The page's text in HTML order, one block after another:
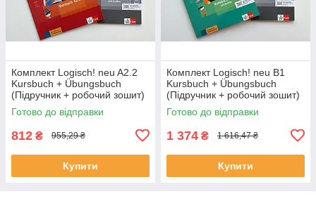
Комплект Logisch! neu A2.2
Kursbuch + Übungsbuch
(Підручник + робочий зошит)
Готово до відправки
812 ₴ 955,29 ₴
Купити
Комплект Logisch! neu B1
Kursbuch + Übungsbuch
(Підручник + робочий зошит)
Готово до відправки
1 374 ₴ 1 616,47 ₴
Купити